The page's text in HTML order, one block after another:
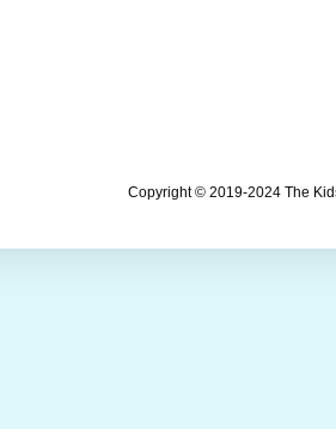
Copyright © 2019-2024 The